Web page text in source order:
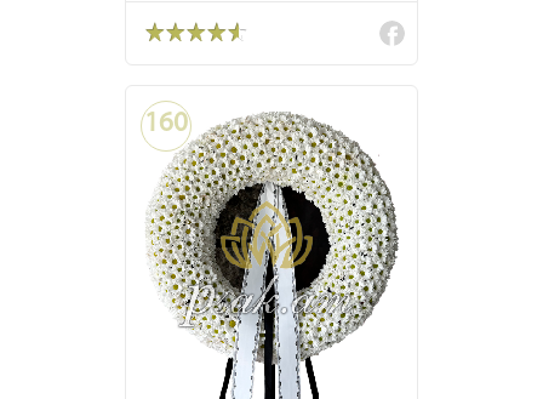
160